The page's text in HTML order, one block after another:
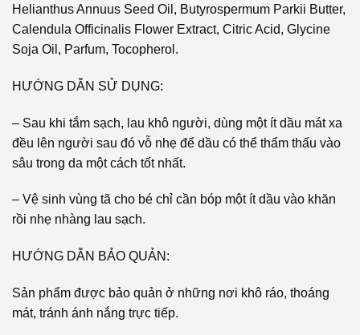
Helianthus Annuus Seed Oil, Butyrospermum Parkii Butter,
Calendula Officinalis Flower Extract, Citric Acid, Glycine
Soja Oil, Parfum, Tocopherol.
HƯỚNG DẪN SỬ DỤNG:
– Sau khi tắm sạch, lau khô người, dùng một ít dầu mát xa
đều lên người sau đó vỗ nhẹ để dầu có thể thẩm thấu vào
sâu trong da một cách tốt nhất.
– Vệ sinh vùng tã cho bé chỉ cần bóp một ít dầu vào khăn
rồi nhẹ nhàng lau sạch.
HƯỚNG DẪN BẢO QUẢN:
Sản phẩm được bảo quản ở những nơi khô ráo, thoáng
mát, tránh ánh nắng trực tiếp.